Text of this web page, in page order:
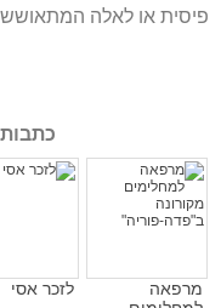
פיסית או לאלה
כתבות
מרפאה
לזכר אסי